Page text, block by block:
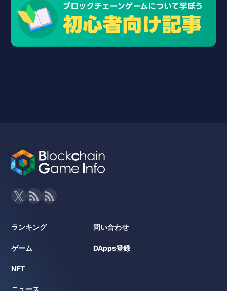
ランキング
ゲーム
NFT
ニュース
問い合わせ
DApps登録